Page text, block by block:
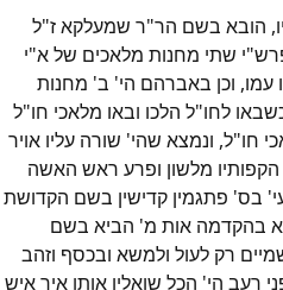
הובא בשם הר"ר שמעלקא ז"ל
שתי מחנות מלאכים של א"י
עמו, וכן באברהם הי' ב' מחנות
לחו"ל הלכו ובאו מלאכי חו"ל
חו"ל, ונמצא שהי' שורה עליו אויר
הקפותיו מלשון ופרע ראש האשה
בס' פתגמין קדישין בשם הקדושת
בהקדמה אות מ' הביא בשם
רק לעול ולמשא ובכסף וזהב
רעב הי' הכל שואלין אותו איך איש